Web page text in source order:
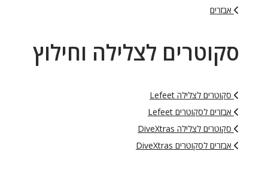
אבזרים
סקוטרים לצלילה וחילוץ
סקוטרים לצלילה Lefeet
אבזרים לסקוטרים Lefeet
סקוטרים לצלילה DiveXtras
אבזרים לסקוטרים DiveXtras